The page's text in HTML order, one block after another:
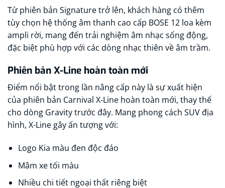
Từ phiên bản Signature trở lên, khách hàng có thêm
tùy chọn hệ thống âm thanh cao cấp BOSE 12 loa kèm
ampli rời, mang đến trải nghiệm âm nhạc sống động,
đặc biệt phù hợp với các dòng nhạc thiên về âm trầm.
Phiên bản X-Line hoàn toàn mới
Điểm nổi bật trong lần nâng cấp này là sự xuất hiện
của phiên bản Carnival X-Line hoàn toàn mới, thay thế
cho dòng Gravity trước đây. Mang phong cách SUV địa
hình, X-Line gây ấn tượng với:
Logo Kia màu đen độc đáo
Mâm xe tối màu
Nhiều chi tiết ngoại thất riêng biệt